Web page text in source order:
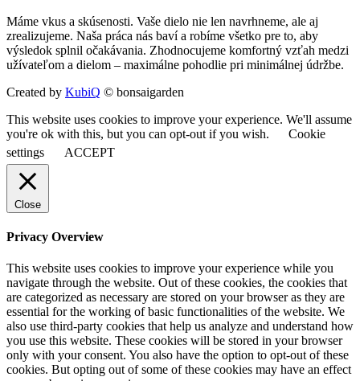
Máme vkus a skúsenosti. Vaše dielo nie len navrhneme, ale aj
zrealizujeme. Naša práca nás baví a robíme všetko pre to, aby
výsledok splnil očakávania. Zhodnocujeme komfortný vzťah medzi
užívateľom a dielom – maximálne pohodlie pri minimálnej údržbe.
Created by KubiQ © bonsaigarden
This website uses cookies to improve your experience. We'll assume
you're ok with this, but you can opt-out if you wish.
Cookie
settings
ACCEPT
Close
Privacy Overview
This website uses cookies to improve your experience while you
navigate through the website. Out of these cookies, the cookies that
are categorized as necessary are stored on your browser as they are
essential for the working of basic functionalities of the website. We
also use third-party cookies that help us analyze and understand how
you use this website. These cookies will be stored in your browser
only with your consent. You also have the option to opt-out of these
cookies. But opting out of some of these cookies may have an effect